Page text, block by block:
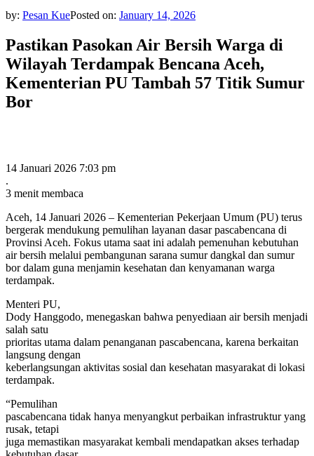
by: Pesan KuePosted on: January 14, 2026
Pastikan Pasokan Air Bersih Warga di
Wilayah Terdampak Bencana Aceh,
Kementerian PU Tambah 57 Titik Sumur
Bor
14 Januari 2026 7:03 pm
.
3 menit membaca
Aceh, 14 Januari 2026 – Kementerian Pekerjaan Umum (PU) terus
bergerak mendukung pemulihan layanan dasar pascabencana di
Provinsi Aceh. Fokus utama saat ini adalah pemenuhan kebutuhan
air bersih melalui pembangunan sarana sumur dangkal dan sumur
bor dalam guna menjamin kesehatan dan kenyamanan warga
terdampak.
Menteri PU,
Dody Hanggodo, menegaskan bahwa penyediaan air bersih menjadi
salah satu
prioritas utama dalam penanganan pascabencana, karena berkaitan
langsung dengan
keberlangsungan aktivitas sosial dan kesehatan masyarakat di lokasi
terdampak.
“Pemulihan
pascabencana tidak hanya menyangkut perbaikan infrastruktur yang
rusak, tetapi
juga memastikan masyarakat kembali mendapatkan akses terhadap